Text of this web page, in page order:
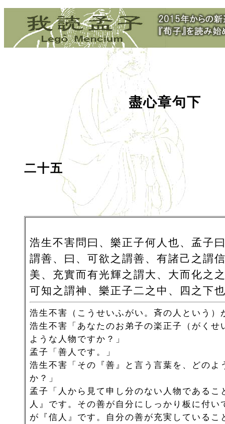
盡心章句下
二十五
浩生不害問曰、樂正子何人也、孟子
謂善、曰、可欲之謂善、有諸己之謂
美、充實而有光輝之謂大、大而化之
可知之謂神、樂正子二之中、四之下
浩生不害（こうせいふがい。斉の人という）
浩生不害「あなたのお弟子の楽正子（がくせ
ような人物ですか？」
孟子「善人です。」
浩生不害「その『善』と言う言葉を、どのよ
か？」
孟子「人から見て申し分のない人物であるこ
人』です。その善が自分にしっかり板に付い
が『信人』です。自分の善が充実しているこ